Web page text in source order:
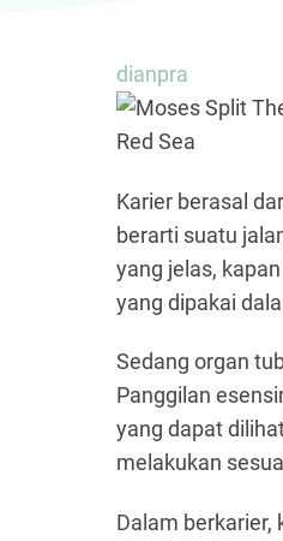
dianpra
Karier berasal
berarti suatu
yang jelas,
yang dipakai
Sedang organ
Panggilan
yang dapat
melakukan
Dalam